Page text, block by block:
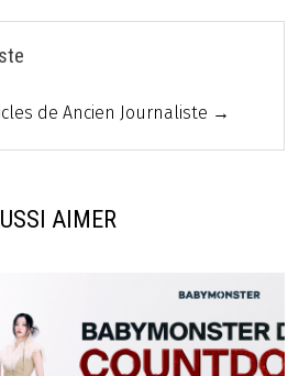
de Ancien Journaliste →
AIMER